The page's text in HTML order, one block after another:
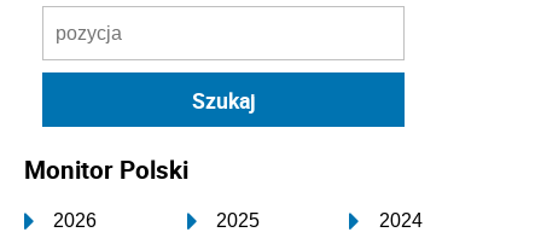
Monitor Polski
2026 2025 2024